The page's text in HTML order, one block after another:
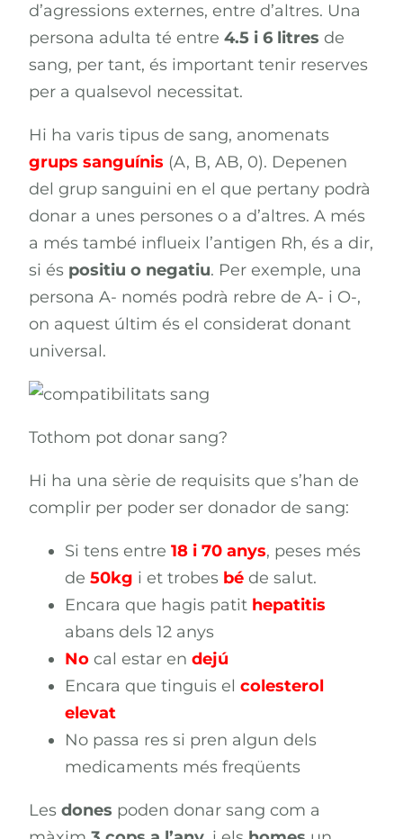
d’agressions externes, entre d’altres. Una
persona adulta té entre 4.5 i 6 litres de
sang, per tant, és important tenir reserves
per a qualsevol necessitat.
Hi ha varis tipus de sang, anomenats
grups sanguínis (A, B, AB, 0). Depenen
del grup sanguini en el que pertany podrà
donar a unes persones o a d’altres. A més
a més també influeix l’antigen Rh, és a dir,
si és positiu o negatiu. Per exemple, una
persona A- només podrà rebre de A- i O-,
on aquest últim és el considerat donant
universal.
Tothom pot donar sang?
Hi ha una sèrie de requisits que s’han de
complir per poder ser donador de sang:
Si tens entre 18 i 70 anys, peses més
de 50kg i et trobes bé de salut.
Encara que hagis patit hepatitis
abans dels 12 anys
No cal estar en dejú
Encara que tinguis el colesterol
elevat
No passa res si pren algun dels
medicaments més freqüents
Les dones poden donar sang com a